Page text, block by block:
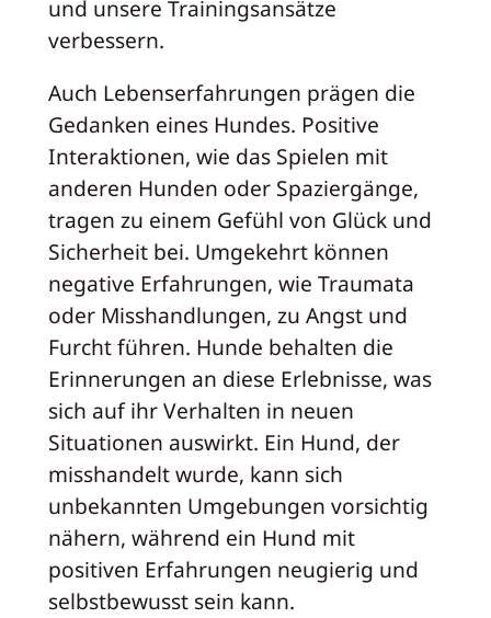
und unsere Trainingsansätze
verbessern.
Auch Lebenserfahrungen prägen die
Gedanken eines Hundes. Positive
Interaktionen, wie das Spielen mit
anderen Hunden oder Spaziergänge,
tragen zu einem Gefühl von Glück und
Sicherheit bei. Umgekehrt können
negative Erfahrungen, wie Traumata
oder Misshandlungen, zu Angst und
Furcht führen. Hunde behalten die
Erinnerungen an diese Erlebnisse, was
sich auf ihr Verhalten in neuen
Situationen auswirkt. Ein Hund, der
misshandelt wurde, kann sich
unbekannten Umgebungen vorsichtig
nähern, während ein Hund mit
positiven Erfahrungen neugierig und
selbstbewusst sein kann.